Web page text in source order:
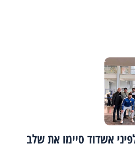
אשדוד סיימו את שלב